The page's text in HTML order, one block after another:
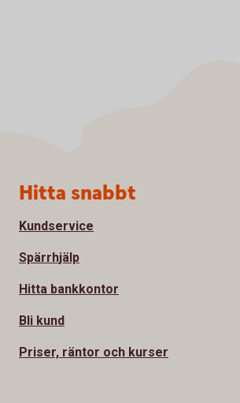
Sidfot
Hitta snabbt
Kundservice
Spärrhjälp
Hitta bankkontor
Bli kund
Priser, räntor och kurser